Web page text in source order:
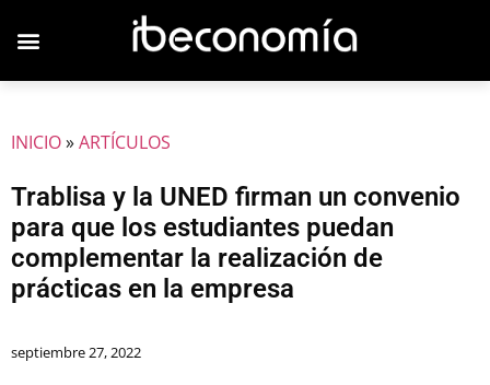
INICIO»ARTÍCULOS
Trablisa y la UNED firman un convenio
para que los estudiantes puedan
complementar la realización de
prácticas en la empresa
septiembre 27, 2022